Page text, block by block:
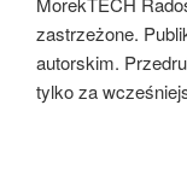
zastrzeżone.
autorskim.
tylko za